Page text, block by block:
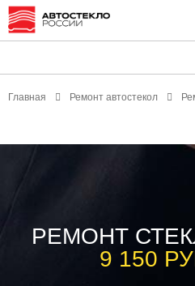
Главная Ремонт автостекол
РЕМОНТ
9 150